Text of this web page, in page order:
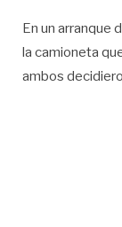
En un arranque
la camioneta
ambos